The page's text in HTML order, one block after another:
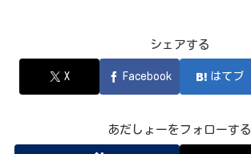
シェアする
X Facebook はてブ
あだしょーをフォローする